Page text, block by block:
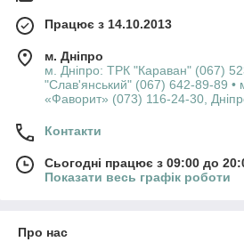
Працює з 14.10.2013
м. Дніпро
м. Дніпро: ТРК "Караван" (067)
"Слав'янський" (067) 642-89-89 •
«Фаворит» (073) 116-24-30,
Контакти
Сьогодні працює з 09:00 до
Показати весь графік роботи
Про нас